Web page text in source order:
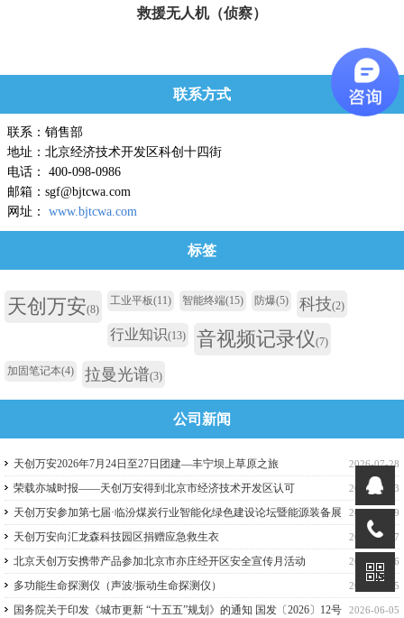
救援无人机（侦察）
用于发生地震和地质灾害时，高空搜救和掌握地形，与地面救援力量实时联动，
引导震灾区地面搜救工作，助力相...
联系方式
联系：销售部
地址：北京经济技术开发区科创十四街
电话： 400-098-0986
邮箱：sgf@bjtcwa.com
网址： www.bjtcwa.com
标签
天创万安(8)
工业平板(11) 智能终端(15) 防爆(5) 科技(2)
行业知识(13) 音视频记录仪(7)
加固笔记本(4) 拉曼光谱(3)
公司新闻
2026-07-28
天创万安2026年7月24日至27日团建—丰宁坝上草原之旅
2026-07-13
荣载亦城时报——天创万安得到北京市经济技术开发区认可
2026-06-29
天创万安参加第七届·临汾煤炭行业智能化绿色建设论坛暨能源装备展
览会
2026-06-17
天创万安向汇龙森科技园区捐赠应急救生衣
2026-06-16
北京天创万安携带产品参加北京市亦庄经开区安全宣传月活动
2026-06-15
多功能生命探测仪（声波/振动生命探测仪）
2026-06-05
国务院关于印发《城市更新 “十五五”规划》的通知 国发〔2026〕12号